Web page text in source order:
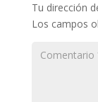
Tu dirección
Los campos